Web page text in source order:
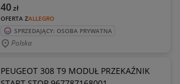
OFERTA ZALLEGRO
40zł
SPRZEDAJĄCY: OSOBA PRYWATNA
Polska
PEUGEOT 308 T9 MODUŁ PRZEKAŹNIK